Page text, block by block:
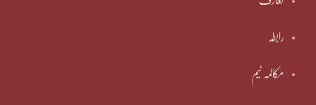
رابطہ
مکالمہ ٹیم